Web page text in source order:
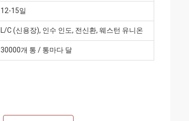
12-15일
L/C (신용장), 인수 인도, 전신환, 웨스턴 유니온
30000개 통 / 통마다 달